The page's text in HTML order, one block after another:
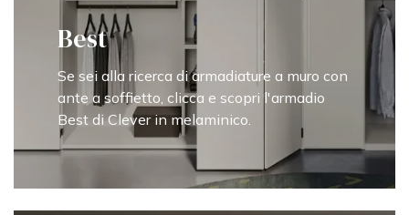
Best
Se sei alla ricerca di armadiature a muro con
ante a soffietto, clicca e scopri l'armadio
Best di Clever in melaminico.